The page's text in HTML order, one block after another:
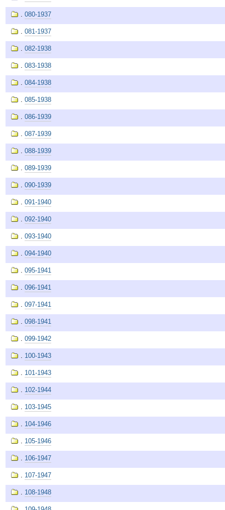
. 080-1937
. 081-1937
. 082-1938
. 083-1938
. 084-1938
. 085-1938
. 086-1939
. 087-1939
. 088-1939
. 089-1939
. 090-1939
. 091-1940
. 092-1940
. 093-1940
. 094-1940
. 095-1941
. 096-1941
. 097-1941
. 098-1941
. 099-1942
. 100-1943
. 101-1943
. 102-1944
. 103-1945
. 104-1946
. 105-1946
. 106-1947
. 107-1947
. 108-1948